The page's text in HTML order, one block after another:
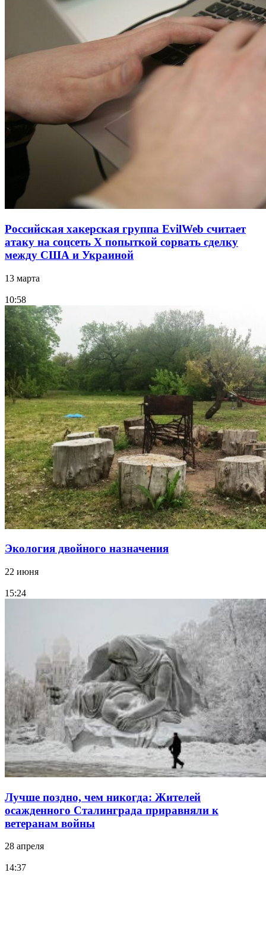
Российская хакерская группа EvilWeb считает
атаку на соцсеть Х попыткой сорвать сделку
между США и Украиной
13 марта
10:58
Экология двойного назначения
22 июня
15:24
Лучше поздно, чем никогда: Жителей
осажденного Сталинграда приравняли к
ветеранам войны
28 апреля
14:37